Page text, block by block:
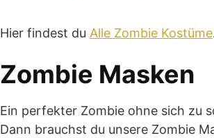
Hier findest du Alle Zombie Kostüme
Zombie Masken
Ein perfekter Zombie ohne sich zu
Dann brauchst du unsere Zombie